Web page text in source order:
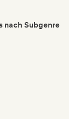
nach Subgenre